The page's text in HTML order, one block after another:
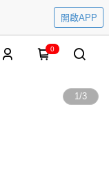
開啟APP
0
1/3